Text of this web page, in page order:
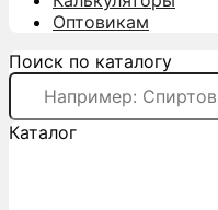
Оптовикам
Поиск по каталогу
Каталог